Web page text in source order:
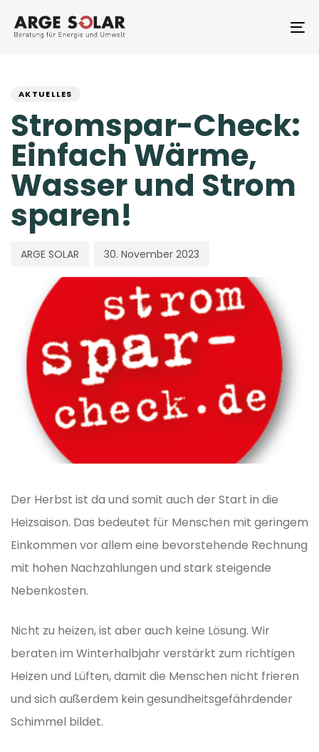
links
primary
content
AKTUELLES
Stromspar-Check:
Einfach Wärme,
Wasser und Strom
sparen!
ARGE SOLAR 30. November 2023
Der Herbst ist da und somit auch der Start in die
Heizsaison. Das bedeutet für Menschen mit geringem
Einkommen vor allem eine bevorstehende Rechnung
mit hohen Nachzahlungen und stark steigende
Nebenkosten.
Nicht zu heizen, ist aber auch keine Lösung. Wir
beraten im Winterhalbjahr verstärkt zum richtigen
Heizen und Lüften, damit die Menschen nicht frieren
und sich außerdem kein gesundheitsgefährdender
Schimmel bildet.